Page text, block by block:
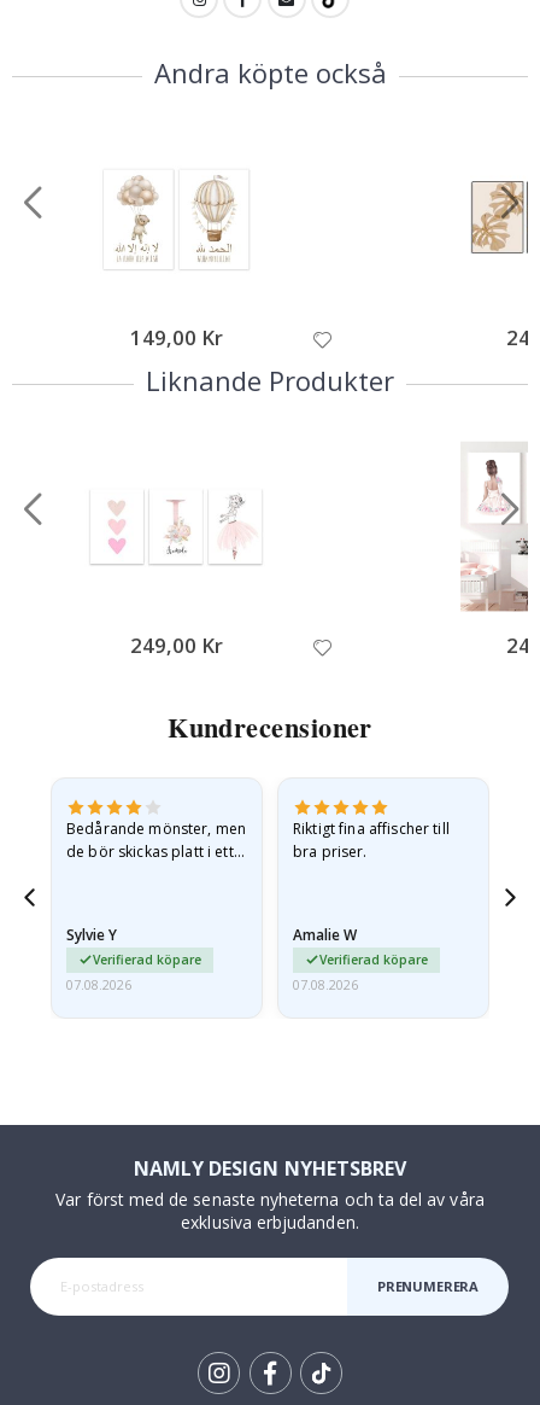
Andra köpte också
149,00 Kr
Liknande Produkter
249,00 Kr
Kundrecensioner
Bedårande mönster, men
de bör skickas platt i ett
Sylvie Y
Verifierad köpare
07.08.2026
Riktigt fina affischer till
bra priser.
Amalie W
Verifierad köpare
07.08.2026
NAMLY DESIGN NYHETSBREV
Var först med de senaste nyheterna och ta del av våra
exklusiva erbjudanden.
PRENUMERERA